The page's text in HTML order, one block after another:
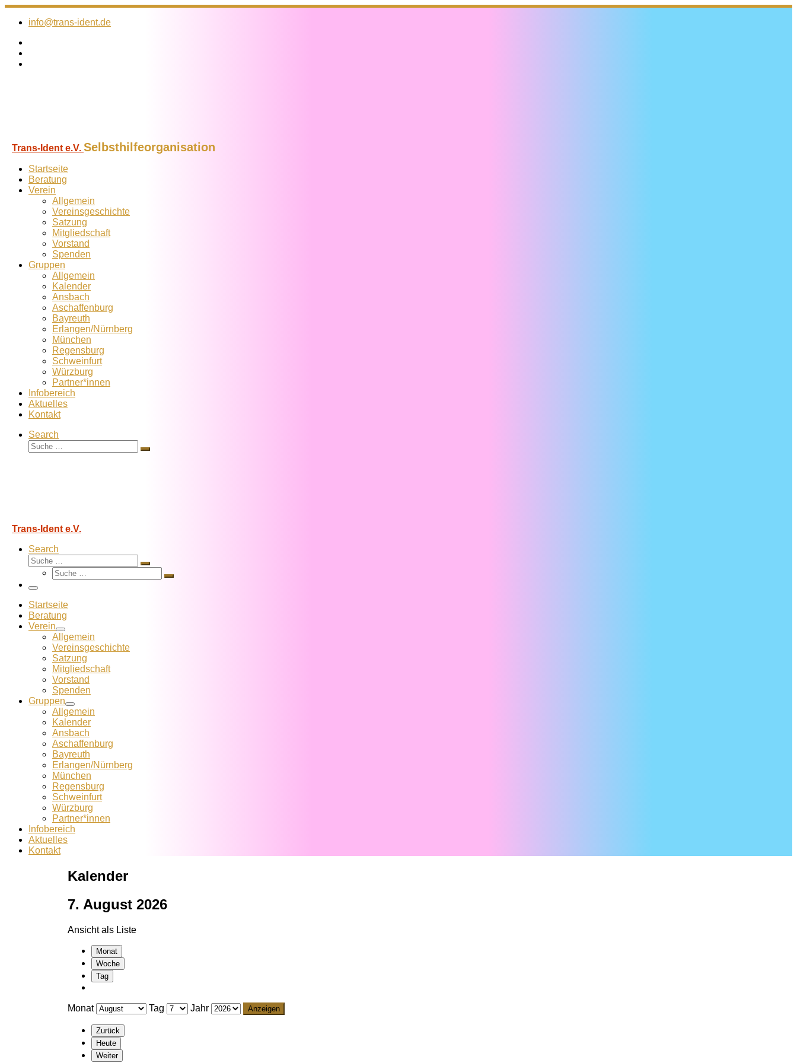
Zum
Inhalt
info@trans-ident.de
Trans-Ident e.V. Selbsthilfeorganisation
Startseite
Beratung
Verein
Allgemein
Vereins­geschichte
Satzung
Mitglied­schaft
Vorstand
Spenden
Gruppen
Allgemein
Kalender
Ansbach
Aschaffenburg
Bayreuth
Erlangen/Nürnberg
München
Regensburg
Schweinfurt
Würzburg
Partner*innen
Infobereich
Aktuelles
Kontakt
Search
Suche
Suche
Trans-Ident e.V.
Search
Suche
Suche
Suche
Suche
Menü
Startseite
Beratung
Verein
Allgemein
Vereins­geschichte
Satzung
Mitglied­schaft
Vorstand
Spenden
Gruppen
Allgemein
Kalender
Ansbach
Aschaffenburg
Bayreuth
Erlangen/Nürnberg
München
Regensburg
Schweinfurt
Würzburg
Partner*innen
Infobereich
Aktuelles
Kontakt
Kalender
7. August 2026
Ansicht als Liste
Monat
Woche
Tag
Monat Tag Jahr
Zurück
Heute
Weiter